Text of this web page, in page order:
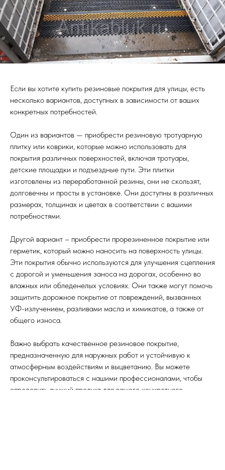
Если вы хотите купить резиновые покрытия для улицы, есть
несколько вариантов, доступных в зависимости от ваших
конкретных потребностей.
Один из вариантов — приобрести резиновую тротуарную
плитку или коврики, которые можно использовать для
покрытия различных поверхностей, включая тротуары,
детские площадки и подъездные пути. Эти плитки
изготовлены из переработанной резины, они не скользят,
долговечны и просты в установке. Они доступны в различных
размерах, толщинах и цветах в соответствии с вашими
потребностями.
Другой вариант – приобрести прорезиненное покрытие или
герметик, который можно наносить на поверхность улицы.
Эти покрытия обычно используются для улучшения сцепления
с дорогой и уменьшения заноса на дорогах, особенно во
влажных или обледенелых условиях. Они также могут помочь
защитить дорожное покрытие от повреждений, вызванных
УФ-излучением, разливами масла и химикатов, а также от
общего износа.
Важно выбрать качественное резиновое покрытие,
предназначенную для наружных работ и устойчивую к
атмосферным воздействиям и выцветанию. Вы можете
проконсультироваться с нашими профессионалами, чтобы
определить лучший продукт для вашего конкретного